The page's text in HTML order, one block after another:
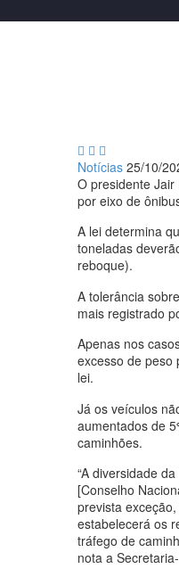
  
Notícias 25/10/
O presidente
por eixo de
A lei determina
toneladas
reboque).
A tolerância
mais registrado
Apenas nos
excesso de peso
lei.
Já os veículos
aumentados de
caminhões.
“A diversidade
[Conselho
prevista
estabelecerá os
tráfego de
nota a